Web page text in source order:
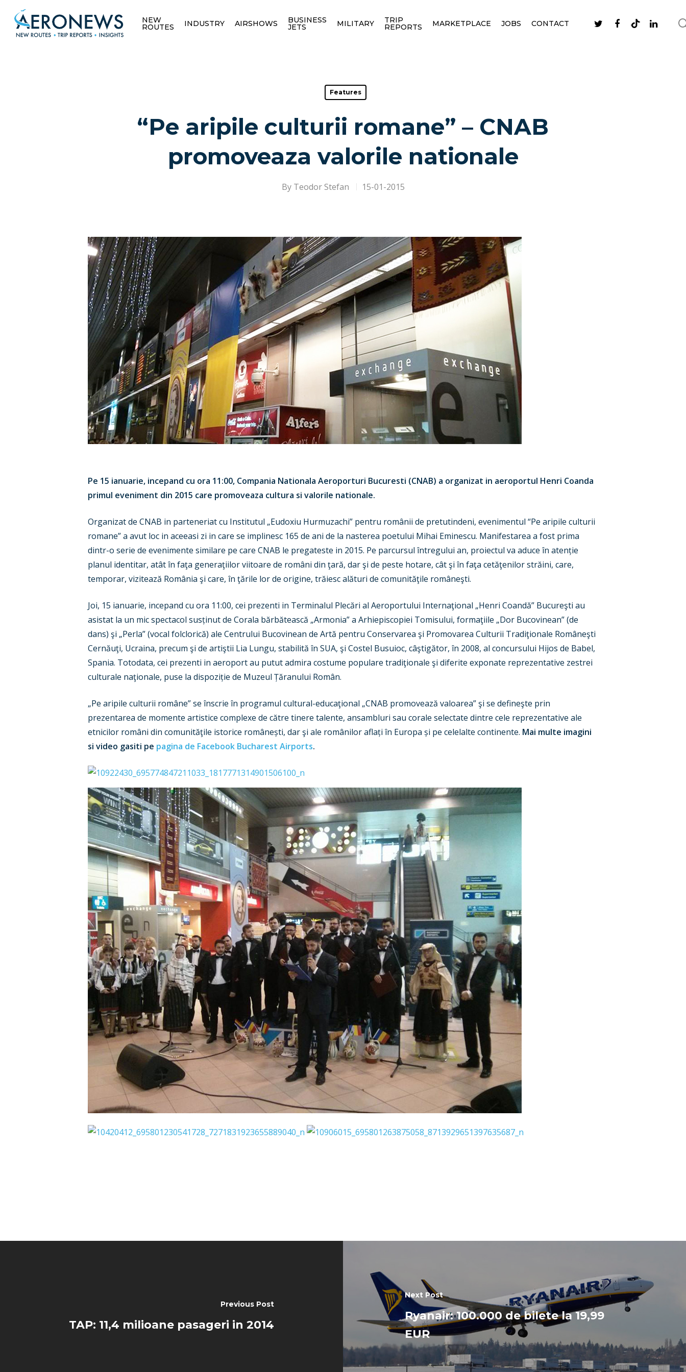
Hit enter to search or ESC to close
NEW
ROUTES INDUSTRY AIRSHOWS BUSINESS
JETS MILITARY TRIP
REPORTS MARKETPLACE JOBS CONTACT
Features
“Pe aripile culturii romane” – CNAB
promoveaza valorile nationale
By Teodor Stefan 15-01-2015
Pe 15 ianuarie, incepand cu ora 11:00, Compania Nationala Aeroporturi Bucuresti (CNAB) a organizat in aeroportul Henri Coanda
primul eveniment din 2015 care promoveaza cultura si valorile nationale.
Organizat de CNAB in parteneriat cu Institutul „Eudoxiu Hurmuzachi” pentru românii de pretutindeni, evenimentul “Pe aripile culturii
romane” a avut loc in aceeasi zi in care se implinesc 165 de ani de la nasterea poetului Mihai Eminescu. Manifestarea a fost prima
dintr-o serie de evenimente similare pe care CNAB le pregateste in 2015. Pe parcursul întregului an, proiectul va aduce în atenție
planul identitar, atât în faţa generaţiilor viitoare de români din ţară, dar şi de peste hotare, cât şi în faţa cetăţenilor străini, care,
temporar, vizitează România şi care, în ţările lor de origine, trăiesc alături de comunităţile româneşti.
Joi, 15 ianuarie, incepand cu ora 11:00, cei prezenti in Terminalul Plecări al Aeroportului Internaţional „Henri Coandă” Bucureşti au
asistat la un mic spectacol susținut de Corala bărbătească „Armonia” a Arhiepiscopiei Tomisului, formaţiile „Dor Bucovinean” (de
dans) şi „Perla” (vocal folclorică) ale Centrului Bucovinean de Artă pentru Conservarea şi Promovarea Culturii Tradiţionale Româneşti
Cernăuţi, Ucraina, precum şi de artiştii Lia Lungu, stabilită în SUA, şi Costel Busuioc, câştigător, în 2008, al concursului Hijos de Babel,
Spania. Totodata, cei prezenti in aeroport au putut admira costume populare tradiţionale şi diferite exponate reprezentative zestrei
culturale naţionale, puse la dispoziție de Muzeul Țăranului Român.
„Pe aripile culturii române” se înscrie în programul cultural-educaţional „CNAB promovează valoarea” şi se defineşte prin
prezentarea de momente artistice complexe de către tinere talente, ansambluri sau corale selectate dintre cele reprezentative ale
etnicilor români din comunităţile istorice românești, dar şi ale românilor aflați în Europa și pe celelalte continente. Mai multe imagini
si video gasiti pe pagina de Facebook Bucharest Airports.
Previous Post
TAP: 11,4 milioane pasageri in 2014
Next Post
Ryanair: 100.000 de bilete la 19,99
EUR